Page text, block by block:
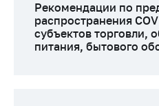
государственный
орган
Важное на сайте
Рекомендации по
распространения
субъектов торговли,
питания, бытового